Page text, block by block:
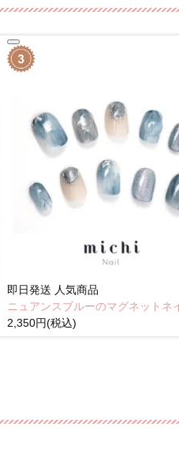
即日発送 人気商品
ニュアンスブルーのマグネットネ
2,350円(税込)